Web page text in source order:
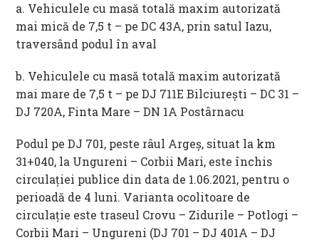
a. Vehiculele cu masă totală maxim autorizată
mai mică de 7,5 t – pe DC 43A, prin satul Iazu,
traversând podul în aval
b. Vehiculele cu masă totală maxim autorizată
mai mare de 7,5 t – pe DJ 711E Bilciurești – DC 31 –
DJ 720A, Finta Mare – DN 1A Postârnacu
Podul pe DJ 701, peste râul Argeș, situat la km
31+040, la Ungureni – Corbii Mari, este închis
circulației publice din data de 1.06.2021, pentru o
perioadă de 4 luni. Varianta ocolitoare de
circulație este traseul Crovu – Zidurile – Potlogi –
Corbii Mari – Ungureni (DJ 701 – DJ 401A – DJ